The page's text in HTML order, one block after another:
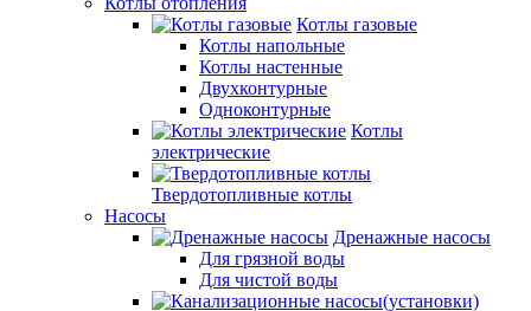
Котлы газовые
Котлы напольные
Котлы настенные
Двухконтурные
Одноконтурные
Котлы
электрические
Твердотопливные котлы
Насосы
Дренажные насосы
Для грязной воды
Для чистой воды